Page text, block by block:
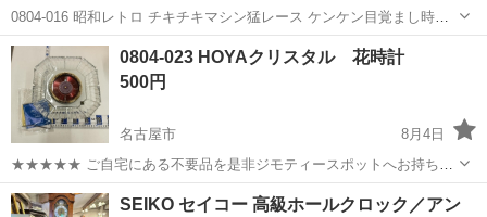
0804-016 昭和レトロ チキチキマシン猛レース ケンケン目覚まし時計
【状態】 ・使用に伴う多少のスレ、キズ、落としきれない汚れなどご
ざいます ・詳細は現地でご確認ください ・お値引きは出来かねます
の...
愛知 春日井市 チキチキマシン猛レース
0804-023 HOYAクリスタル 花時計
500円
名古屋市
8月4日
★★★★★ ご自宅にある不要品を是非ジモティースポットへお持ち込
みしませんか？ 家電、趣味・スポーツ・レジャー用品、こども用品、
衣料服飾品、生活雑貨、家具、本、CD・DVDなどが無料でまとめて持
愛知 名古屋市 HOYA
SEIKO セイコー 高級ホールクロック／アン